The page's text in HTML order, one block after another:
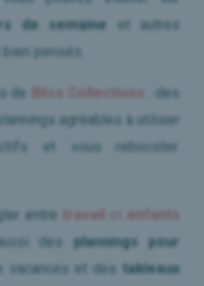
de semaine et autres
pensés.
de Bliss Collections
: des
agréables à utiliser
et vous rebooster.
entre travail
enfants
des plannings pour
vacances et des tableaux